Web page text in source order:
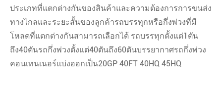
ประเภทที่แตกต่างกันของสินค้าและความต้องการการขนส่ง
ทางไกลและระยะสั้นของลูกค้ารถบรรทุกหรือกึ่งพ่วงที่มี
โหลดที่แตกต่างกันสามารถเลือกได้ รถบรรทุกตั้งแต่1ตัน
ถึง40ตันรถกึ่งพ่วงตั้งแต่40ตันถึง60ตันบรรยากาศรถกึ่งพ่วง
คอนเทนเนอร์แบ่งออกเป็น20GP 40FT 40HQ 45HQ